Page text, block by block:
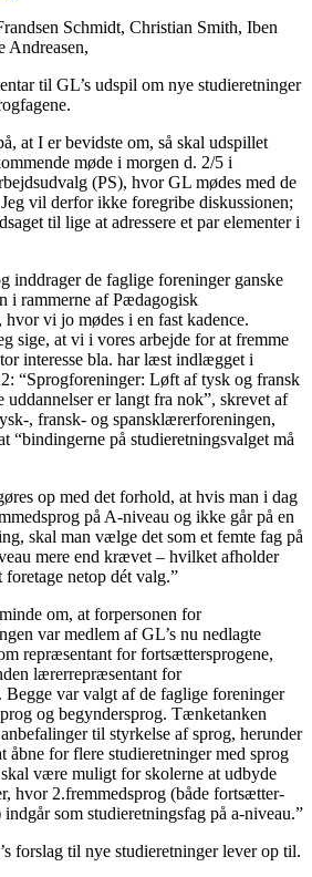
Schmidt, Christian Smith, Iben
Andreasen,
til GL’s udspil om nye studieretninger
at I er bevidste om, så skal udspillet
møde i morgen d. 2/5 i
(PS), hvor GL mødes med de
vil derfor ikke foregribe diskussionen;
til lige at adressere et par elementer i
inddrager de faglige foreninger ganske
i rammerne af Pædagogisk
hvor vi jo mødes i en fast kadence.
sige, at vi i vores arbejde for at fremme
interesse bla. har læst indlægget i
“Sprogforeninger: Løft af tysk og fransk
uddannelser er langt fra nok”, skrevet af
, fransk- og spansklærerforeningen,
“bindingerne på studieretningsvalget må
op med det forhold, at hvis man i dag
på A-niveau og ikke går på en
skal man vælge det som et femte fag på
mere end krævet – hvilket afholder
foretage netop dét valg.”
om, at forpersonen for
var medlem af GL’s nu nedlagte
repræsentant for fortsættersprogene,
lærerrepræsentant for
Begge var valgt af de faglige foreninger
og begyndersprog. Tænketanken
til styrkelse af sprog, herunder
åbne for flere studieretninger med sprog
være muligt for skolerne at udbyde
hvor 2.fremmedsprog (både fortsætter-
som studieretningsfag på a-niveau.”
forslag til nye studieretninger lever op til.